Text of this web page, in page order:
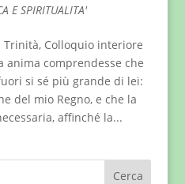
E SPIRITUALITA'
Trinità, Colloquio interiore
anima comprendesse che
si sé più grande di lei:
del mio Regno, e che la
affinché la...
Cerca